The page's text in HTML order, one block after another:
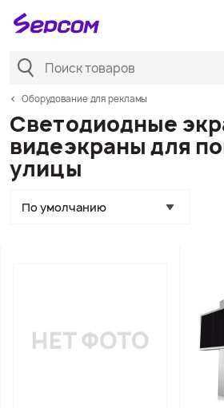
Оборудование для рекламы
Светодиодные
видеэкраны для
улицы
По умолчанию